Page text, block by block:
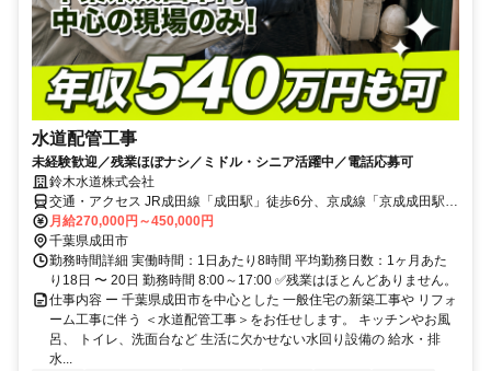
水道配管工事
未経験歓迎／残業ほぼナシ／ミドル・シニア活躍中／電話応募可
鈴木水道株式会社
交通・アクセス JR成田線「成田駅」徒歩6分、京成線「京成成田駅」
徒歩10分
月給270,000円～450,000円
千葉県成田市
勤務時間詳細 実働時間：1日あたり8時間 平均勤務日数：1ヶ月あた
り18日 〜 20日 勤務時間 8:00～17:00 ✅残業はほとんどありません。
仕事内容 ー 千葉県成田市を中心とした 一般住宅の新築工事や リフォ
ーム工事に伴う ＜水道配管工事＞をお任せします。 キッチンやお風
呂、 トイレ、洗面台など 生活に欠かせない水回り設備の 給水・排
水...